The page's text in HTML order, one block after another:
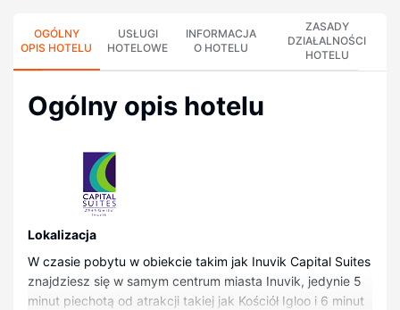
OGÓLNY
OPIS HOTELU
USŁUGI
HOTELOWE
INFORMACJA
O HOTELU
ZASADY
DZIAŁALNOŚCI
HOTELU
Ogólny opis hotelu
Lokalizacja
W czasie pobytu w obiekcie takim jak Inuvik Capital Suites
znajdziesz się w samym centrum miasta Inuvik, jedynie 5
minut piechotą od atrakcji takiej jak Kościół Igloo i 6 minut